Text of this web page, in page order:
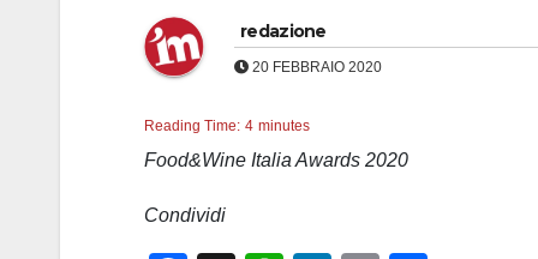
redazione
20 FEBBRAIO 2020
Reading Time: 4 minutes
Food&Wine Italia Awards 2020
Condividi